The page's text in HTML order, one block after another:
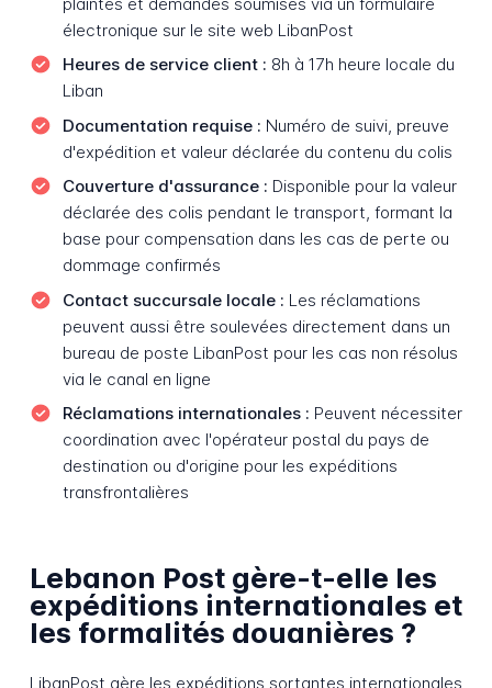
électronique sur le site web LibanPost
Heures de service client : 8h à 17h heure locale du
Liban
Documentation requise : Numéro de suivi, preuve
d'expédition et valeur déclarée du contenu du colis
Couverture d'assurance : Disponible pour la valeur
déclarée des colis pendant le transport, formant la
base pour compensation dans les cas de perte ou
dommage confirmés
Contact succursale locale : Les réclamations
peuvent aussi être soulevées directement dans un
bureau de poste LibanPost pour les cas non résolus
via le canal en ligne
Réclamations internationales : Peuvent nécessiter
coordination avec l'opérateur postal du pays de
destination ou d'origine pour les expéditions
transfrontalières
Lebanon Post gère-t-elle les
expéditions internationales et
les formalités douanières ?
LibanPost gère les expéditions sortantes internationales